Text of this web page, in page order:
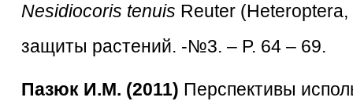
Nesidiocoris tenuis Reuter
защиты растений. -№3. – P. 64 – 69.
Пазюк И.М. (2011) Перспективы